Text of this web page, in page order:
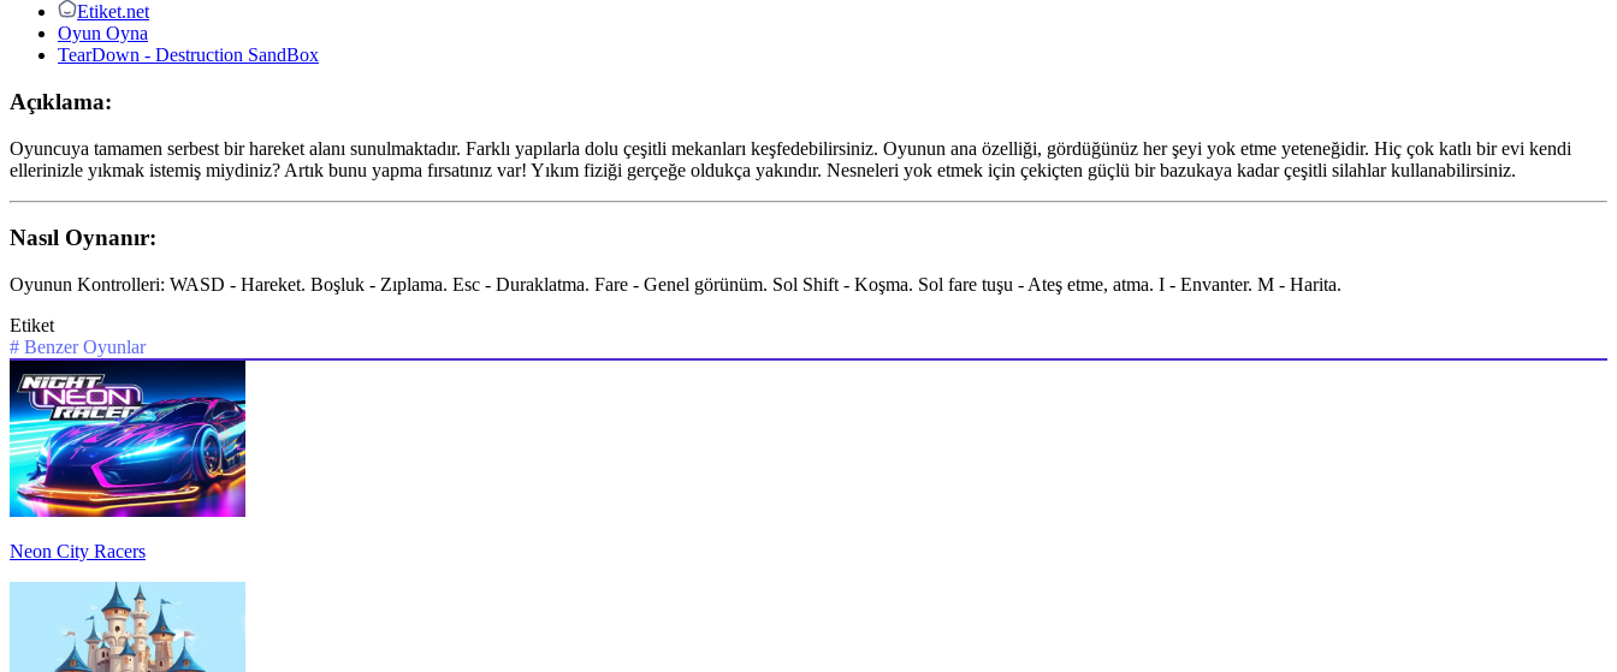
Etiket.net
Oyun Oyna
TearDown - Destruction SandBox
Açıklama:
Oyuncuya tamamen serbest bir hareket alanı sunulmaktadır. Farklı yapılarla dolu çeşitli mekanları keşfedebilirsiniz. Oyunun ana özelliği, gördüğünüz her şeyi yok etme yeteneğidir. Hiç çok katlı bir evi kendi
ellerinizle yıkmak istemiş miydiniz? Artık bunu yapma fırsatınız var! Yıkım fiziği gerçeğe oldukça yakındır. Nesneleri yok etmek için çekiçten güçlü bir bazukaya kadar çeşitli silahlar kullanabilirsiniz.
Nasıl Oynanır:
Oyunun Kontrolleri: WASD - Hareket. Boşluk - Zıplama. Esc - Duraklatma. Fare - Genel görünüm. Sol Shift - Koşma. Sol fare tuşu - Ateş etme, atma. I - Envanter. M - Harita.
Etiket
# Benzer Oyunlar
Neon City Racers